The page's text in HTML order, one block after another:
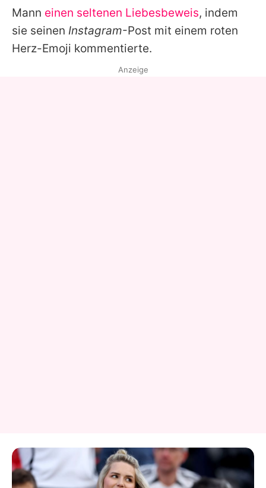
Mann einen seltenen Liebesbeweis, indem
sie seinen Instagram-Post mit einem roten
Herz-Emoji kommentierte.
Anzeige